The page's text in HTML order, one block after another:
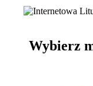
Wybierz